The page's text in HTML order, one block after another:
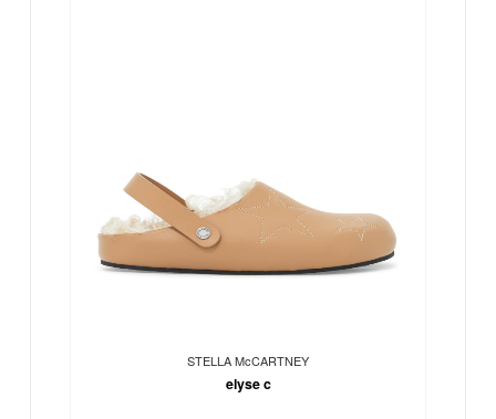
STELLA McCARTNEY
elyse c